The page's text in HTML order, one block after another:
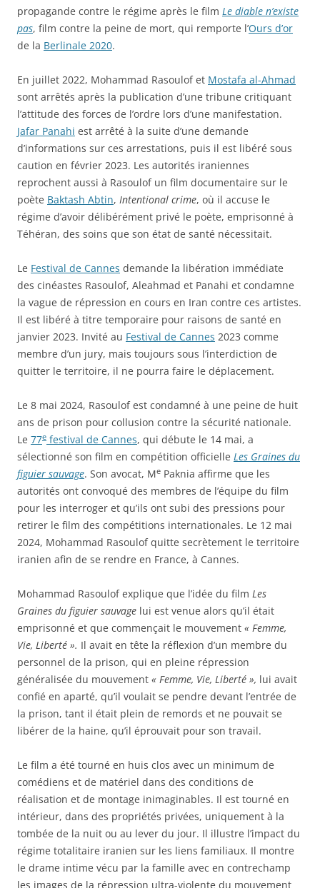
propagande contre le régime après le film Le diable n’existe
pas, film contre la peine de mort, qui remporte l’Ours d’or
de la Berlinale 2020.
En juillet 2022, Mohammad Rasoulof et Mostafa al-Ahmad
sont arrêtés après la publication d’une tribune critiquant
l’attitude des forces de l’ordre lors d’une manifestation.
Jafar Panahi est arrêté à la suite d’une demande
d’informations sur ces arrestations, puis il est libéré sous
caution en février 2023. Les autorités iraniennes
reprochent aussi à Rasoulof un film documentaire sur le
poète Baktash Abtin, Intentional crime, où il accuse le
régime d’avoir délibérément privé le poète, emprisonné à
Téhéran, des soins que son état de santé nécessitait.
Le Festival de Cannes demande la libération immédiate
des cinéastes Rasoulof, Aleahmad et Panahi et condamne
la vague de répression en cours en Iran contre ces artistes.
Il est libéré à titre temporaire pour raisons de santé en
janvier 2023. Invité au Festival de Cannes 2023 comme
membre d’un jury, mais toujours sous l’interdiction de
quitter le territoire, il ne pourra faire le déplacement.
Le 8 mai 2024, Rasoulof est condamné à une peine de huit
ans de prison pour collusion contre la sécurité nationale.
Le 77e festival de Cannes, qui débute le 14 mai, a
sélectionné son film en compétition officielle Les Graines du
figuier sauvage. Son avocat, Me Paknia affirme que les
autorités ont convoqué des membres de l’équipe du film
pour les interroger et qu’ils ont subi des pressions pour
retirer le film des compétitions internationales. Le 12 mai
2024, Mohammad Rasoulof quitte secrètement le territoire
iranien afin de se rendre en France, à Cannes.
Mohammad Rasoulof explique que l’idée du film Les
Graines du figuier sauvage lui est venue alors qu’il était
emprisonné et que commençait le mouvement « Femme,
Vie, Liberté ». Il avait en tête la réflexion d’un membre du
personnel de la prison, qui en pleine répression
généralisée du mouvement « Femme, Vie, Liberté », lui avait
confié en aparté, qu’il voulait se pendre devant l’entrée de
la prison, tant il était plein de remords et ne pouvait se
libérer de la haine, qu’il éprouvait pour son travail.
Le film a été tourné en huis clos avec un minimum de
comédiens et de matériel dans des conditions de
réalisation et de montage inimaginables. Il est tourné en
intérieur, dans des propriétés privées, uniquement à la
tombée de la nuit ou au lever du jour. Il illustre l’impact du
régime totalitaire iranien sur les liens familiaux. Il montre
le drame intime vécu par la famille avec en contrechamp
les images de la répression ultra-violente du mouvement